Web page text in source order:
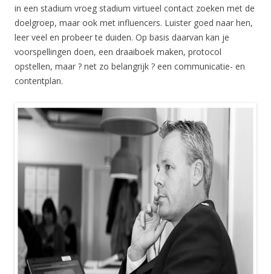
in een stadium vroeg stadium virtueel contact zoeken met de
doelgroep, maar ook met influencers. Luister goed naar hen,
leer veel en probeer te duiden. Op basis daarvan kan je
voorspellingen doen, een draaiboek maken, protocol
opstellen, maar ? net zo belangrijk ? een communicatie- en
contentplan.